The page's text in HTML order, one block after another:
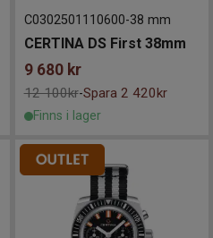
C0302501110600-38 mm
CERTINA DS First 38mm
9 680 kr
12 100kr-Spara 2 420kr
Finns i lager